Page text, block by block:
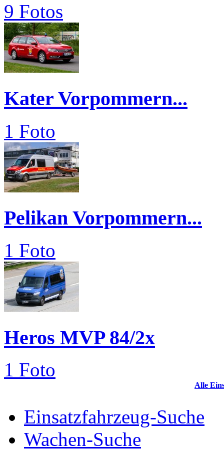
9 Fotos
Kater Vorpommern...
1 Foto
Pelikan Vorpommern...
1 Foto
Heros MVP 84/2x
1 Foto
Alle
Einsatzfahrzeug-Suche
Wachen-Suche